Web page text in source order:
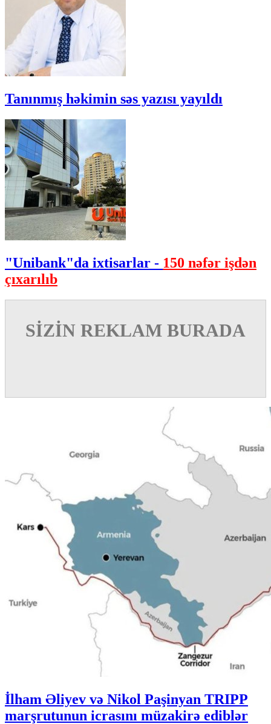
Tanınmış həkimin səs yazısı yayıldı
"Unibank"da ixtisarlar - 150 nəfər işdən
çıxarılıb
SİZİN REKLAM BURADA
İlham Əliyev və Nikol Paşinyan TRIPP
marşrutunun icrasını müzakirə ediblər